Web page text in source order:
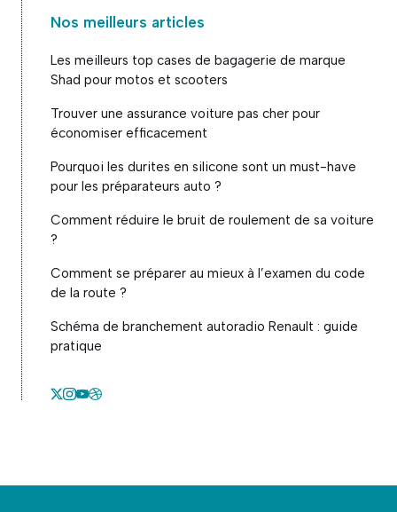
Nos meilleurs articles
Les meilleurs top cases de bagagerie de marque
Shad pour motos et scooters
Trouver une assurance voiture pas cher pour
économiser efficacement
Pourquoi les durites en silicone sont un must-have
pour les préparateurs auto ?
Comment réduire le bruit de roulement de sa voiture
?
Comment se préparer au mieux à l’examen du code
de la route ?
Schéma de branchement autoradio Renault : guide
pratique